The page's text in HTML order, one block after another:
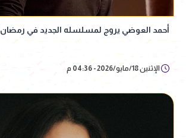
أحمد العوضي يروج لمسلسله الجديد في رمضان 2027
الإثنين 18/مايو/2026 - 04:36 م